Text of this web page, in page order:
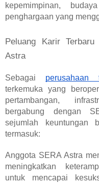
kepemimpinan,
penghargaan yang
Peluang Karir
Astra
Sebagai perusahaan
terkemuka yang
pertambangan,
bergabung dengan
sejumlah keuntungan
termasuk:
Anggota SERA Astra
meningkatkan
untuk mencapai